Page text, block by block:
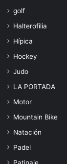
golf
Halterofilia
Hípica
Hockey
Judo
LA PORTADA
Motor
Mountain Bike
Natación
Padel